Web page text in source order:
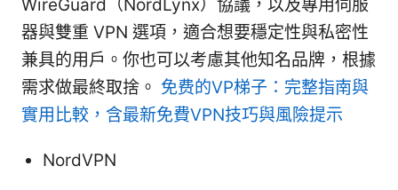
WireGuard（NordLynx）協議，以及專用伺服
器與雙重 VPN 選項，適合想要穩定性與私密性
兼具的用戶。你也可以考慮其他知名品牌，根據
需求做最終取捨。 免费的VP梯子：完整指南與
實用比較，含最新免費VPN技巧與風險提示
NordVPN